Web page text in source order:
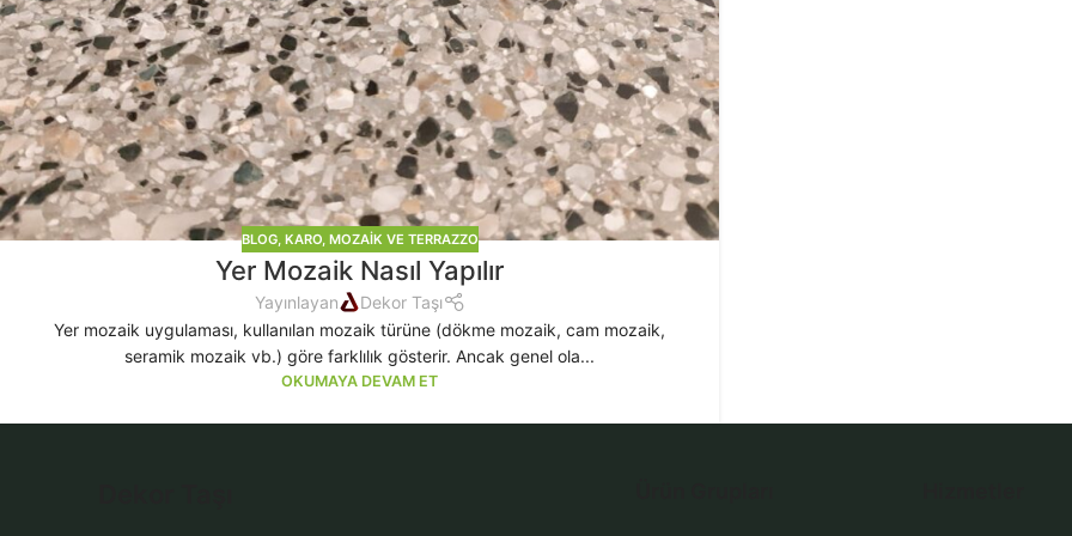
BLOG, KARO, MOZAIK VE TERRAZZO
Yer Mozaik Nasıl Yapılır
Yayınlayan
Dekor Taşı
Yer mozaik uygulaması, kullanılan mozaik türüne (dökme mozaik, cam mozaik,
seramik mozaik vb.) göre farklılık gösterir. Ancak genel ola...
OKUMAYA DEVAM ET